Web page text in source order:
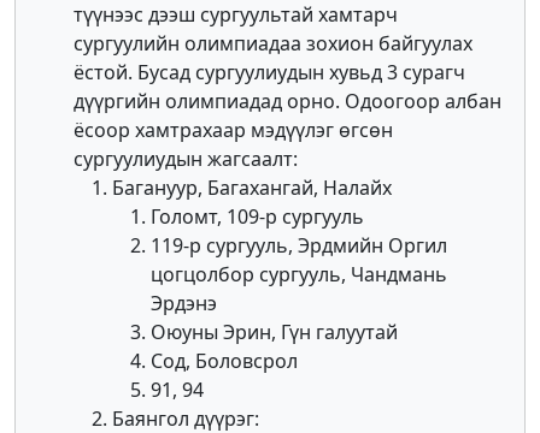
түүнээс дээш сургуультай хамтарч
сургуулийн олимпиадаа зохион байгуулах
ёстой. Бусад сургуулиудын хувьд 3 сурагч
дүүргийн олимпиадад орно. Одоогоор албан
ёсоор хамтрахаар мэдүүлэг өгсөн
сургуулиудын жагсаалт:
Багануур, Багахангай, Налайх
Голомт, 109-р сургууль
119-р сургууль, Эрдмийн Оргил
цогцолбор сургууль, Чандмань
Эрдэнэ
Оюуны Эрин, Гүн галуутай
Сод, Боловсрол
91, 94
Баянгол дүүрэг: